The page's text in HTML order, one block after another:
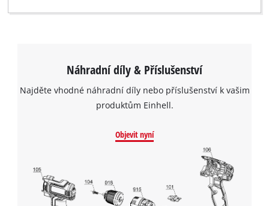
Náhradní díly & Příslušenství
Najděte vhodné náhradní díly nebo příslušenství k vašim
produktům Einhell.
Objevit nyní